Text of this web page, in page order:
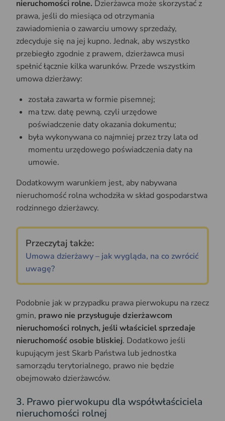
nieruchomości rolne. Dzierżawca może skorzystać z
prawa, jeśli do miesiąca od otrzymania
zawiadomienia o zawarciu umowy sprzedaży,
zdecyduje się na jej kupno. Jednak, aby wszystko
przebiegło zgodnie z prawem, dzierżawca musi
spełnić łącznie kilka warunków. Przede wszystkim
umowa dzierżawy:
została zawarta w formie pisemnej;
ma tzw. datę pewną, czyli urzędowe
poświadczenie daty okazania dokumentu;
była wykonywana co najmniej przez trzy lata od
momentu urzędowego poświadczenia daty na
umowie.
Dodatkowym warunkiem jest, aby nabywana
nieruchomość rolna wchodziła w skład gospodarstwa
rodzinnego dzierżawcy.
Przeczytaj także:
Umowa dzierżawy – jak wygląda, na co zwrócić
uwagę?
Podobnie jak w przypadku prawa pierwokupu na rzecz
gmin, prawo nie przysługuje dzierżawcom
nieruchomości rolnych, jeśli właściciel sprzedaje
nieruchomość osobie bliskiej. Dodatkowo jeśli
kupującym jest Skarb Państwa lub jednostka
samorządu terytorialnego, prawo nie będzie
obejmowało dzierżawców.
3. Prawo pierwokupu dla współwłaściciela
nieruchomości rolnej